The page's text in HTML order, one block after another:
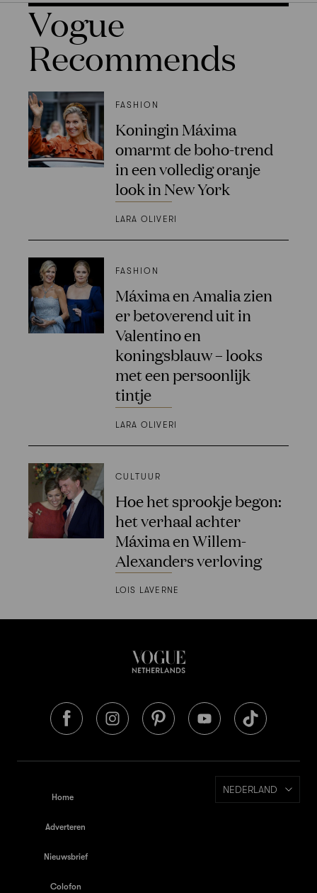
Vogue
Recommends
FASHION
Koningin Máxima
omarmt de boho-trend
in een volledig oranje
look in New York
LARA OLIVERI
FASHION
Máxima en Amalia zien
er betoverend uit in
Valentino en
koningsblauw – looks
met een persoonlijk
tintje
LARA OLIVERI
CULTUUR
Hoe het sprookje begon:
het verhaal achter
Máxima en Willem-
Alexanders verloving
LOIS LAVERNE
Home
Adverteren
Nieuwsbrief
Colofon
NEDERLAND